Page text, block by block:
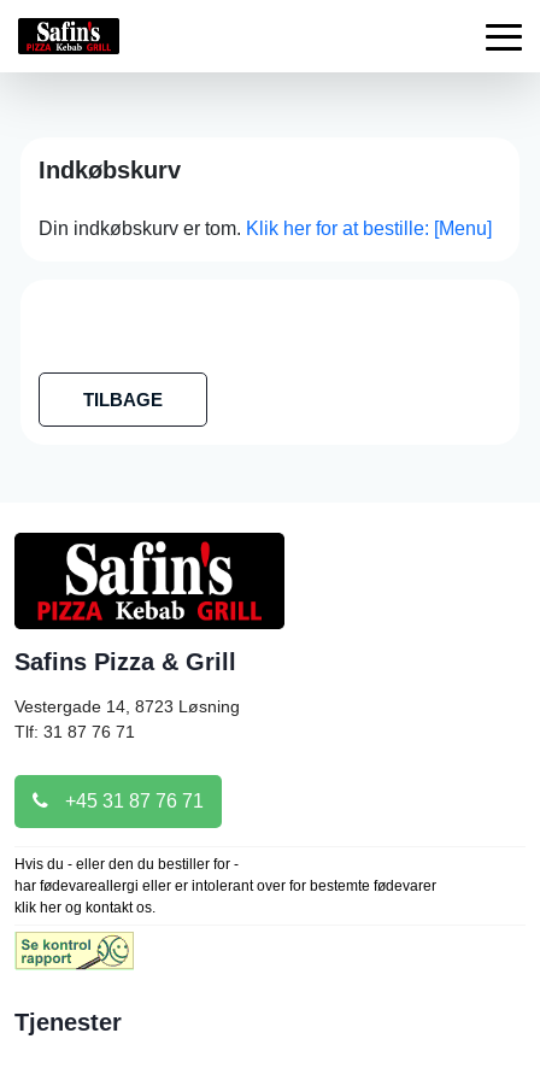
Indkøbskurv
Din indkøbskurv er tom. Klik her for at bestille: [Menu]
TILBAGE
Safins Pizza & Grill
Vestergade 14, 8723 Løsning
Tlf: 31 87 76 71
+45 31 87 76 71
Hvis du - eller den du bestiller for -
har fødevareallergi eller er intolerant over for bestemte fødevarer
klik her og kontakt os.
Tjenester